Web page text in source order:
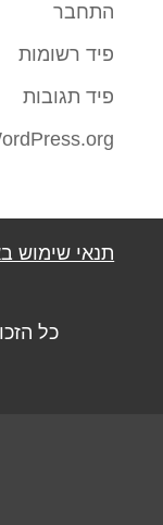
התחבר
פיד רשומות
פיד תגובות
תנאי שימוש
כל